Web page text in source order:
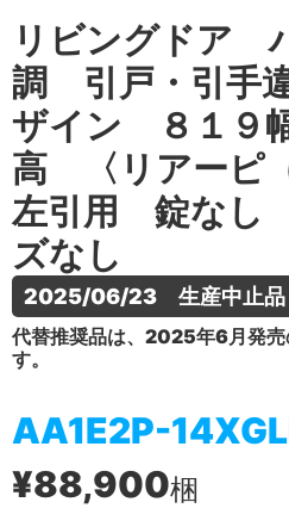
リビングドア
調 引戸・引
ザイン ８１９
高 〈リアーピ
左引用 錠なし
ズなし
2025/06/23　生産中止品
代替推奨品は、2025年6月発売
す。
AA1E2P-
¥88,900梱